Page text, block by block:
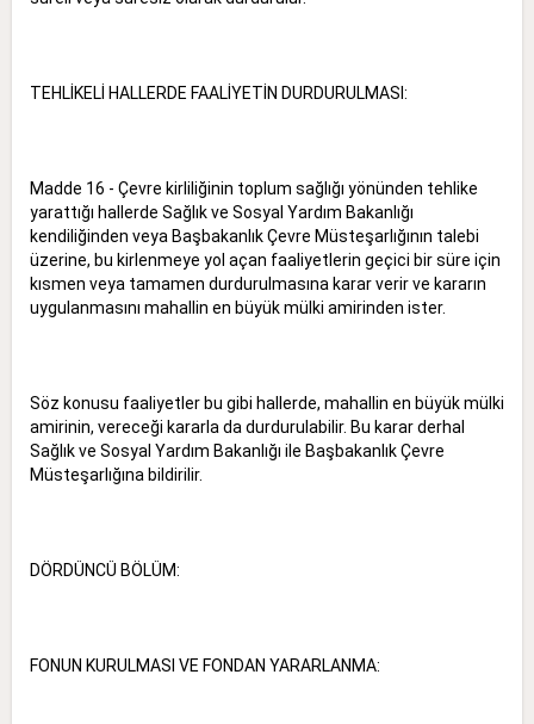
TEHLİKELİ HALLERDE FAALİYETİN DURDURULMASI:
Madde 16 - Çevre kirliliğinin toplum sağlığı yönünden tehlike
yarattığı hallerde Sağlık ve Sosyal Yardım Bakanlığı
kendiliğinden veya Başbakanlık Çevre Müsteşarlığının talebi
üzerine, bu kirlenmeye yol açan faaliyetlerin geçici bir süre için
kısmen veya tamamen durdurulmasına karar verir ve kararın
uygulanmasını mahallin en büyük mülki amirinden ister.
Söz konusu faaliyetler bu gibi hallerde, mahallin en büyük mülki
amirinin, vereceği kararla da durdurulabilir. Bu karar derhal
Sağlık ve Sosyal Yardım Bakanlığı ile Başbakanlık Çevre
Müsteşarlığına bildirilir.
DÖRDÜNCÜ BÖLÜM:
FONUN KURULMASI VE FONDAN YARARLANMA: